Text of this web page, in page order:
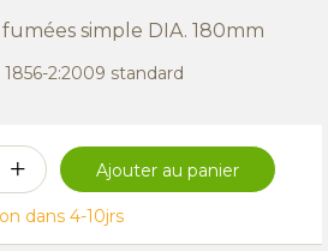
simple DIA. 180mm
2:2009 standard
Ajouter au panier
dans 4-10jrs